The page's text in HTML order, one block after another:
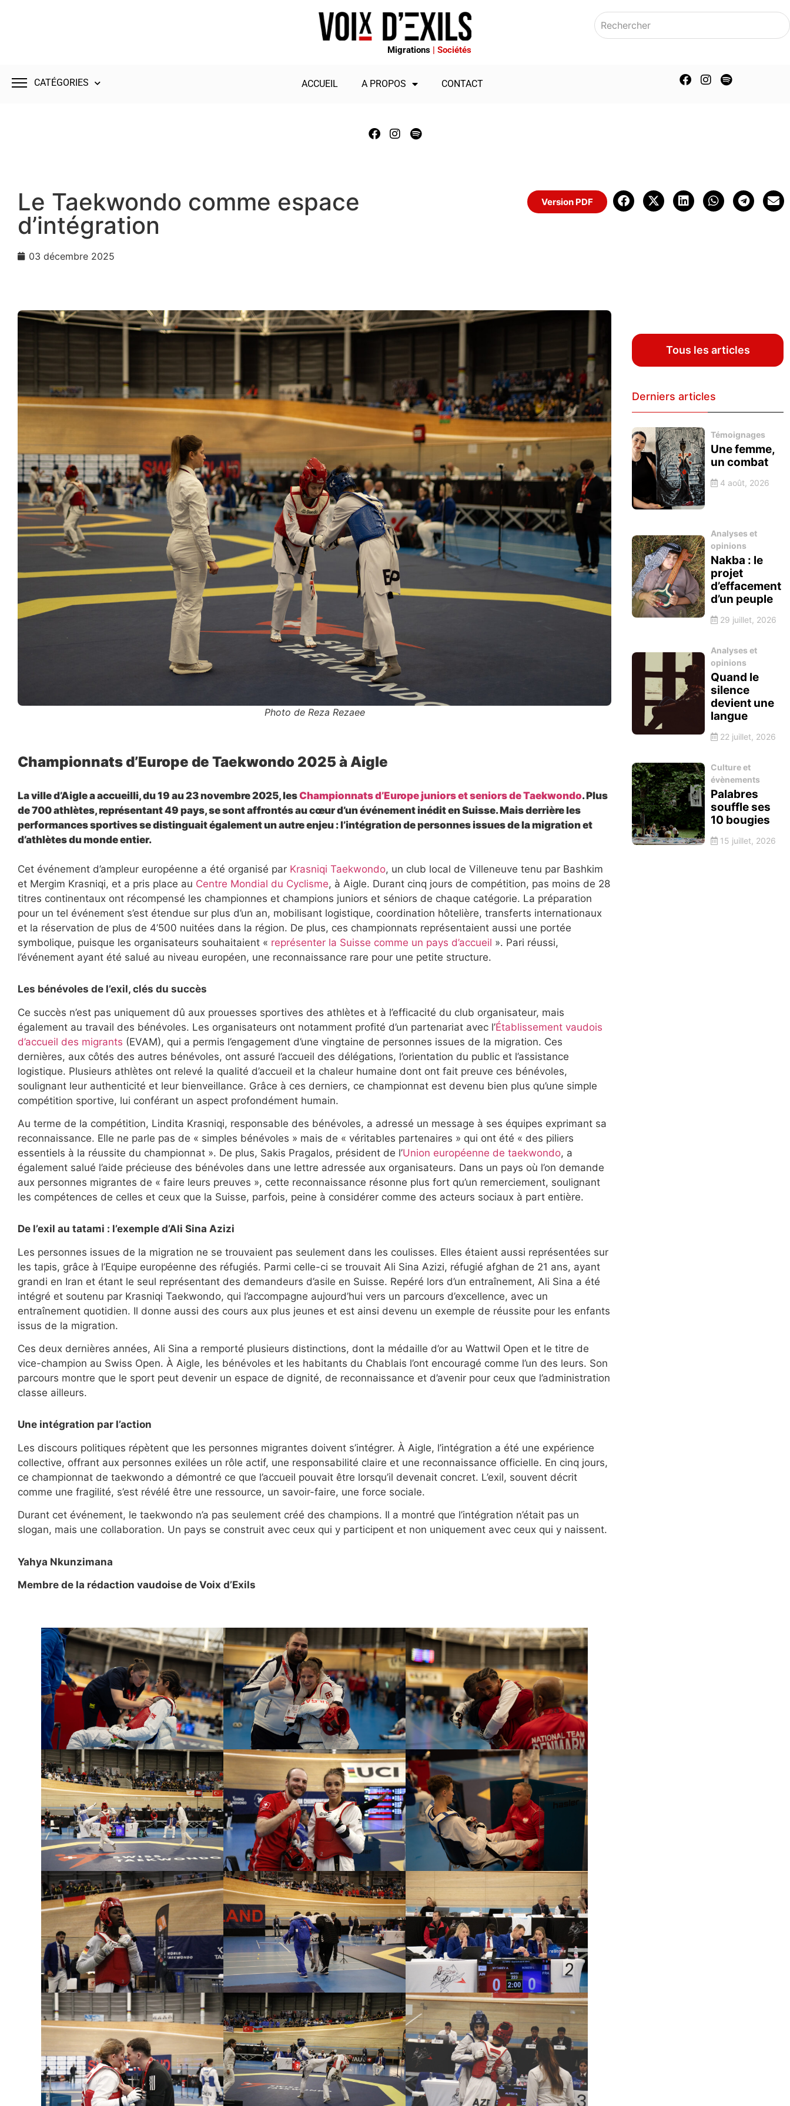
Migrations | Sociétés
CATÉGORIES ACCUEIL A PROPOS CONTACT
Le Taekwondo comme espace
d’intégration
03 décembre 2025
Version PDF
Photo de Reza Rezaee
Championnats d’Europe de Taekwondo 2025 à Aigle
La ville d’Aigle a accueilli, du 19 au 23 novembre 2025, lesChampionnats d’Europe juniors et seniors de Taekwondo. Plus
de 700 athlètes, représentant 49 pays, se sont affrontés au cœur d’un événement inédit en Suisse. Mais derrière les
performances sportives se distinguait également un autre enjeu : l’intégration de personnes issues de la migration et
d’athlètes du monde entier.
Cet événement d’ampleur européenne a été organisé par Krasniqi Taekwondo, un club local de Villeneuve tenu par Bashkim
et Mergim Krasniqi, et a pris place au Centre Mondial du Cyclisme, à Aigle. Durant cinq jours de compétition, pas moins de 28
titres continentaux ont récompensé les championnes et champions juniors et séniors de chaque catégorie. La préparation
pour un tel événement s’est étendue sur plus d’un an, mobilisant logistique, coordination hôtelière, transferts internationaux
et la réservation de plus de 4’500 nuitées dans la région. De plus, ces championnats représentaient aussi une portée
symbolique, puisque les organisateurs souhaitaient « représenter la Suisse comme un pays d’accueil ». Pari réussi,
l’événement ayant été salué au niveau européen, une reconnaissance rare pour une petite structure.
Les bénévoles de l’exil, clés du succès
Ce succès n’est pas uniquement dû aux prouesses sportives des athlètes et à l’efficacité du club organisateur, mais
également au travail des bénévoles. Les organisateurs ont notamment profité d’un partenariat avec l’Établissement vaudois
d’accueil des migrants (EVAM), qui a permis l’engagement d’une vingtaine de personnes issues de la migration. Ces
dernières, aux côtés des autres bénévoles, ont assuré l’accueil des délégations, l’orientation du public et l’assistance
logistique. Plusieurs athlètes ont relevé la qualité d’accueil et la chaleur humaine dont ont fait preuve ces bénévoles,
soulignant leur authenticité et leur bienveillance. Grâce à ces derniers, ce championnat est devenu bien plus qu’une simple
compétition sportive, lui conférant un aspect profondément humain.
Au terme de la compétition, Lindita Krasniqi, responsable des bénévoles, a adressé un message à ses équipes exprimant sa
reconnaissance. Elle ne parle pas de « simples bénévoles » mais de « véritables partenaires » qui ont été « des piliers
essentiels à la réussite du championnat ». De plus, Sakis Pragalos, président de l’Union européenne de taekwondo, a
également salué l’aide précieuse des bénévoles dans une lettre adressée aux organisateurs. Dans un pays où l’on demande
aux personnes migrantes de « faire leurs preuves », cette reconnaissance résonne plus fort qu’un remerciement, soulignant
les compétences de celles et ceux que la Suisse, parfois, peine à considérer comme des acteurs sociaux à part entière.
De l’exil au tatami : l’exemple d’Ali Sina Azizi
Les personnes issues de la migration ne se trouvaient pas seulement dans les coulisses. Elles étaient aussi représentées sur
les tapis, grâce à l’Equipe européenne des réfugiés. Parmi celle-ci se trouvait Ali Sina Azizi, réfugié afghan de 21 ans, ayant
grandi en Iran et étant le seul représentant des demandeurs d’asile en Suisse. Repéré lors d’un entraînement, Ali Sina a été
intégré et soutenu par Krasniqi Taekwondo, qui l’accompagne aujourd’hui vers un parcours d’excellence, avec un
entraînement quotidien. Il donne aussi des cours aux plus jeunes et est ainsi devenu un exemple de réussite pour les enfants
issus de la migration.
Ces deux dernières années, Ali Sina a remporté plusieurs distinctions, dont la médaille d’or au Wattwil Open et le titre de
vice-champion au Swiss Open. À Aigle, les bénévoles et les habitants du Chablais l’ont encouragé comme l’un des leurs. Son
parcours montre que le sport peut devenir un espace de dignité, de reconnaissance et d’avenir pour ceux que l’administration
classe ailleurs.
Une intégration par l’action
Les discours politiques répètent que les personnes migrantes doivent s’intégrer. À Aigle, l’intégration a été une expérience
collective, offrant aux personnes exilées un rôle actif, une responsabilité claire et une reconnaissance officielle. En cinq jours,
ce championnat de taekwondo a démontré ce que l’accueil pouvait être lorsqu’il devenait concret. L’exil, souvent décrit
comme une fragilité, s’est révélé être une ressource, un savoir-faire, une force sociale.
Durant cet événement, le taekwondo n’a pas seulement créé des champions. Il a montré que l’intégration n’était pas un
slogan, mais une collaboration. Un pays se construit avec ceux qui y participent et non uniquement avec ceux qui y naissent.
Yahya Nkunzimana
Membre de la rédaction vaudoise de Voix d’Exils
Tous les articles
Derniers articles
Témoignages
Une femme,
un combat
4 août, 2026
Analyses et
opinions
Nakba : le
projet
d’effacement
d’un peuple
29 juillet, 2026
Analyses et
opinions
Quand le
silence
devient une
langue
22 juillet, 2026
Culture et
évènements
Palabres
souffle ses
10 bougies
15 juillet, 2026